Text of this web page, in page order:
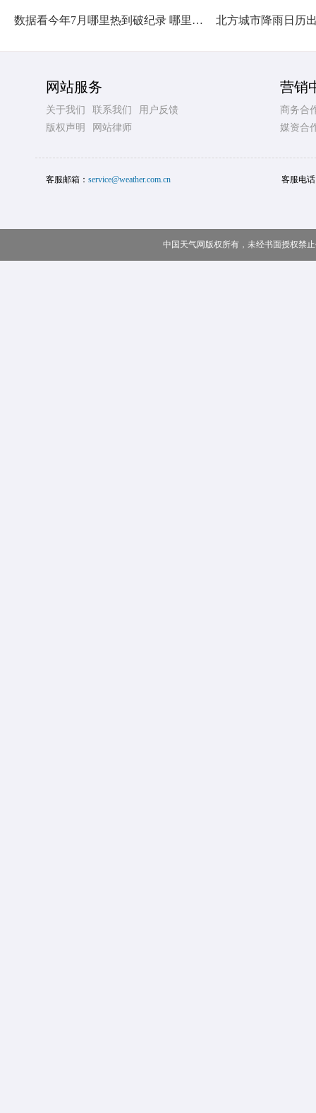
数据看今年7月哪里热到破纪录 哪里暑热连轴转
网站服务
关于我们 联系我们
用户反馈
版权声明
网站律师
营销
商务合
媒资合
客服邮箱： service@weather.com.cn 客服电
中国天气网版权所有，未经书面授权